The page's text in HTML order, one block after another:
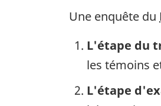
Une enquête du
L'étape du
les témoins
L'étape